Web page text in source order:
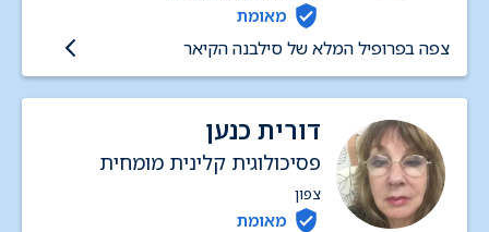
מאומת
צפה בפרופיל המלא של סילבנה הקיאר
דורית כנען
פסיכולוגית קלינית מומחית
צפון
מאומת